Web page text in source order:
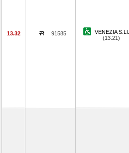
13.32 91585
VENEZIA
(13.21)